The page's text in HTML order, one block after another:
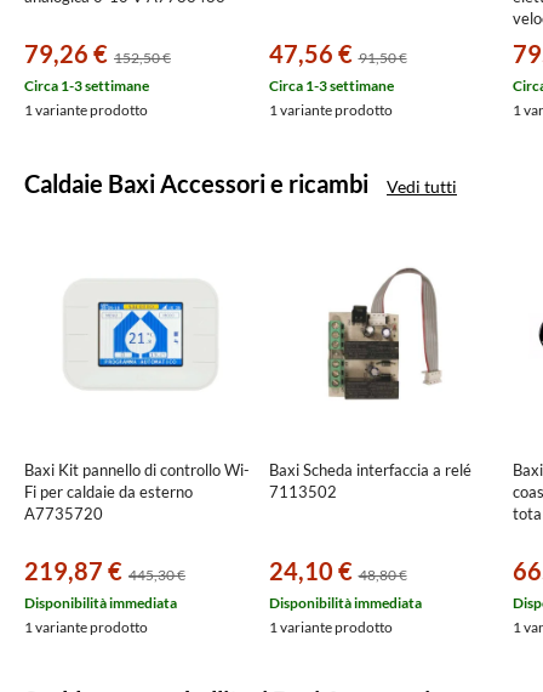
79,26 € 152,50 €
Circa 1-3 settimane
1 variante prodotto
47,56 € 91,50 €
Circa 1-3 settimane
1 variante prodotto
1
Caldaie Baxi Accessori e ricambi Vedi tutti
Baxi Kit pannello di controllo Wi-
Fi per caldaie da esterno
A7735720
219,87 € 445,30 €
Disponibilità immediata
1 variante prodotto
Baxi Scheda interfaccia a relé
7113502
24,10 € 48,80 €
Disponibilità immediata
1 variante prodotto
1